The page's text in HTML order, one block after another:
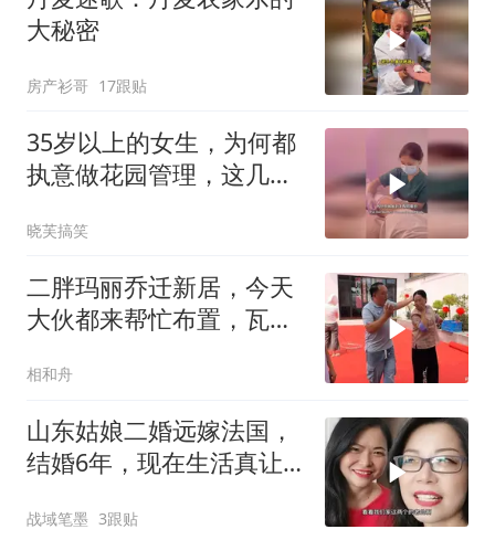
大秘密
房产衫哥 17跟贴
35岁以上的女生，为何都
执意做花园管理，这几点
晓芙搞笑
二胖玛丽乔迁新居，今天
大伙都来帮忙布置，瓦梦
相和舟
山东姑娘二婚远嫁法国，
结婚6年，现在生活真让
战域笔墨 3跟贴